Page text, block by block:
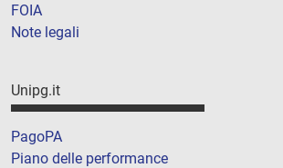
FOIA
Note legali
Unipg.it
PagoPA
Piano delle performance